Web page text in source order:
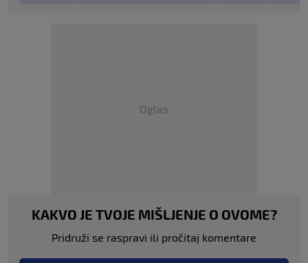
Oglas
KAKVO JE TVOJE MIŠLJENJE O OVOME?
Pridruži se raspravi ili pročitaj komentare